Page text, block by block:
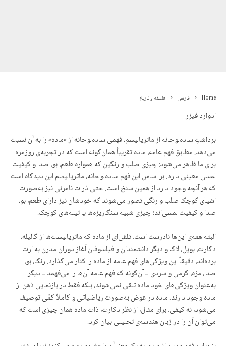
Home فارسی فلسفه و تاریخ
ادوارد فیزر
برداشتِ ساده‌لوحانه از ماتریالیسم، فهمی ساده‌لوحانه از «ماده» را به آن نسبت
می‌دهد. مطابق فهم عامه، ماده تقریباً همان‌گونه است که در تجربه‌ی روزمره
برای ما ظاهر می‌شود: چیزی صلب و رنگین که همواره طعم، بو، صدا و کیفیت
لمسی معینی دارد. بر اساس این فهم ساده‌لوحانه، ماتریالیسم این دیدگاه است
که هر آنچه وجود دارد از همین سنخ است. حتی ذرات نامرئی نیز به‌صورت
اشیای کوچکِ صلب و رنگی تصور می‌شوند که خودشان نیز دارای طعم، بو،
صدا و کیفیت لمسی‌اند؛ چیزی شبیه سنگ‌ریزه‌ها یا تیله‌های کوچک.
البته همه‌ی این‌ها نادرست است. تلقی‌ای از ماده که ماتریالیست‌ها از گالیله،
دکارت، بویل، لاک و دیگر دانشمندان و فیلسوفان آغاز دوران مدرن به ارث
برده‌اند، دقیقاً این ویژگی‌های فهم عامه از ماده را کنار می‌گذارد. رنگ، بو،
صدا، مزه، گرمی و سردی ــ آن‌گونه که فهم عامه آن‌ها را می‌فهمد ــ دیگر
به‌عنوان ویژگی‌های خود ماده تلقی نمی‌شوند، بلکه فقط در بازنمایی ذهن از
ماده وجود دارند. ماده در عوض به‌صورت ریاضیاتی و کاملاً کمّی توصیف
می‌شود، نه کیفی. برای مثال، از نظر دکارت، ذات ماده همان چیزی است که
می‌توان آن را در زبان هندسه‌ی تحلیلی بیان کرد.